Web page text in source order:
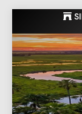
to
content